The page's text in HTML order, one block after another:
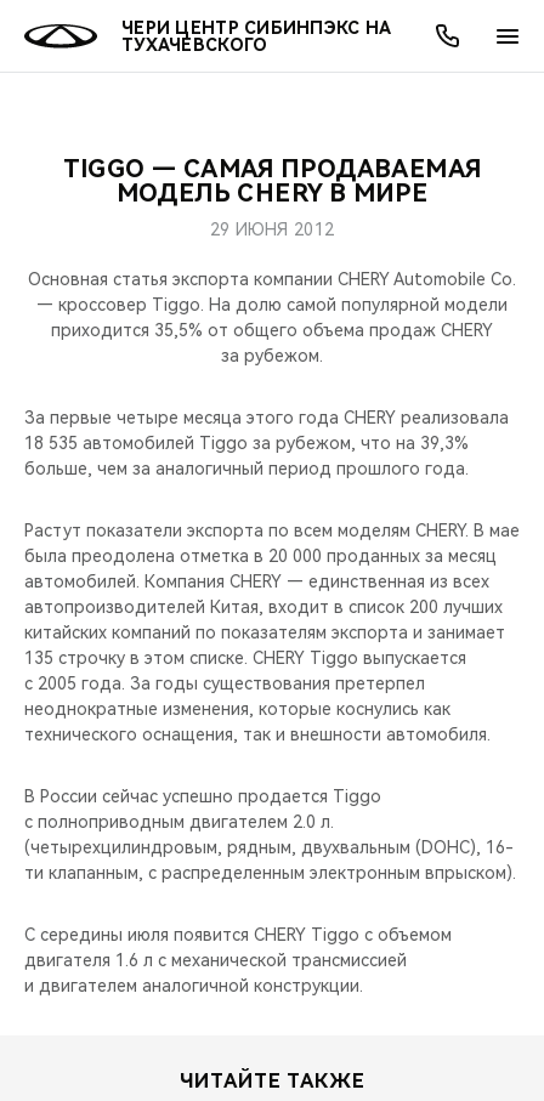
ЧЕРИ ЦЕНТР СИБИНПЭКС НА
ТУХАЧЕВСКОГО
МОДЕЛИ
КРОССОВЕРЫ
НОВИНКИ
ПОКУПАТЕЛЯМ
КРЕДИТ И СТРАХОВАНИЕ
ВЛАДЕЛЬЦАМ
ЗАПЧАСТИ И АКСЕССУАРЫ
CHERY CONNECT
МИР CHERY
О БРЕНДЕ
ЛЮДИ CHERY
CHERY REMOTE
CHERY И СПОРТ
НАШИ МЕРОПРИЯТИЯ
ВИДЕООБЗОРЫ
CHERY ДЛЯ ДЕТЕЙ
АКЦИИ
ОНЛАЙН СЕРВИСЫ
КРЕДИТ
О КОМПАНИИ
МЫ В СОЦСЕТЯХ
TIGGO — САМАЯ ПРОДАВАЕМАЯ
МОДЕЛЬ CHERY В МИРЕ
29 ИЮНЯ 2012
Основная статья экспорта компании CHERY Automobile Co.
— кроссовер Tiggo. На долю самой популярной модели
приходится 35,5% от общего объема продаж CHERY
за рубежом.
За первые четыре месяца этого года CHERY реализовала
18 535 автомобилей Tiggo за рубежом, что на 39,3%
больше, чем за аналогичный период прошлого года.
Растут показатели экспорта по всем моделям CHERY. В мае
была преодолена отметка в 20 000 проданных за месяц
автомобилей. Компания CHERY — единственная из всех
автопроизводителей Китая, входит в список 200 лучших
китайских компаний по показателям экспорта и занимает
135 строчку в этом списке. CHERY Tiggo выпускается
с 2005 года. За годы существования претерпел
неоднократные изменения, которые коснулись как
технического оснащения, так и внешности автомобиля.
В России сейчас успешно продается Tiggo
с полноприводным двигателем 2.0 л.
(четырехцилиндровым, рядным, двухвальным (DOHC), 16-
ти клапанным, с распределенным электронным впрыском).
С середины июля появится CHERY Tiggo с объемом
двигателя 1.6 л с механической трансмиссией
и двигателем аналогичной конструкции.
ЧИТАЙТЕ ТАКЖЕ